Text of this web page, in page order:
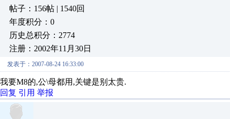
帖子：156帖 | 1540回
年度积分：0
历史总积分：2774
注册：2002年11月30日
发表于：2007-08-24 16:33:00
我要M8的,公\母都用,关键是别太贵.
回复 引用 举报